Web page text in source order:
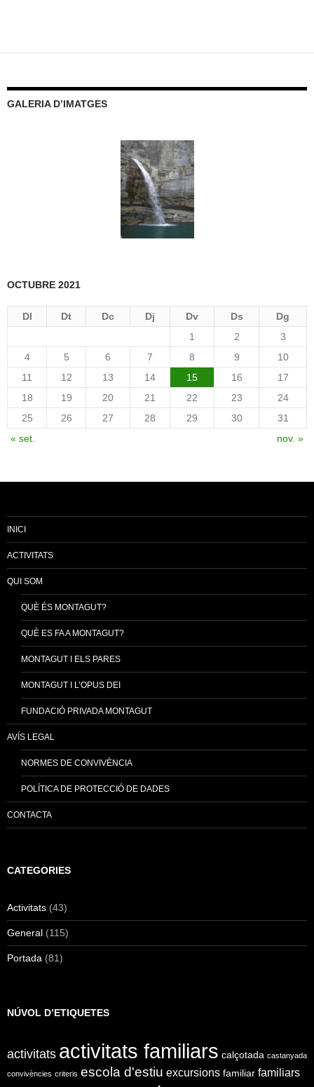
GALERIA D’IMATGES
OCTUBRE 2021
Dl Dt Dc Dj Dv Ds
Dg
1
2
3
4
5 6 7 8 9
10
11
12 13 14 15 16
17
18
19 20 21 22 23
24
25
26 27 28 29 30
31
« set.
nov. »
INICI
ACTIVITATS
QUI SOM
QUÈ ÉS MONTAGUT?
QUÈ ES FA A MONTAGUT?
MONTAGUT I ELS PARES
MONTAGUT I L’OPUS DEI
FUNDACIÓ PRIVADA MONTAGUT
AVÍS LEGAL
NORMES DE CONVIVÈNCIA
POLÍTICA DE PROTECCIÓ DE DADES
CONTACTA
CATEGORIES
Activitats (43)
General (115)
Portada (81)
NÚVOL D’ETIQUETES
activitats activitats familiars calçotada castanyada
convivències criteris escola d'estiu excursions familiar familiars